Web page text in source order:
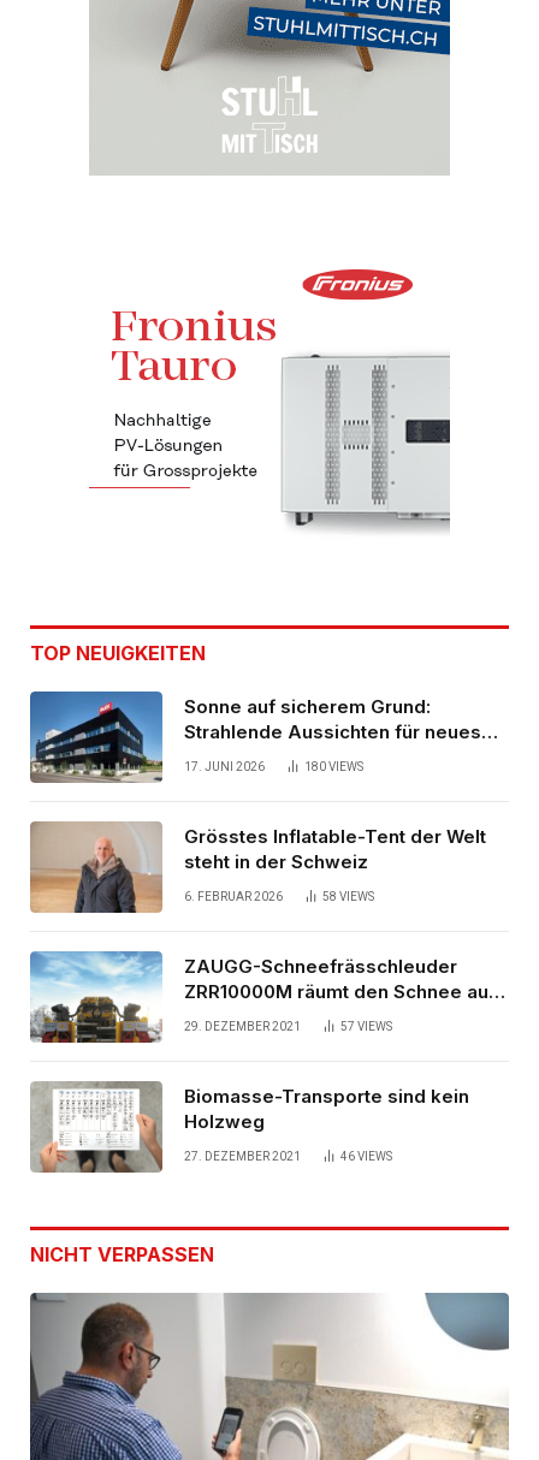
TOP NEUIGKEITEN
Sonne auf sicherem Grund:
Strahlende Aussichten für neues
Bürogebäude
17. JUNI 2026 180VIEWS
Grösstes Inflatable-Tent der Welt
steht in der Schweiz
6. FEBRUAR 2026 58 VIEWS
ZAUGG-Schneefrässchleuder
ZRR10000M räumt den Schnee auf
schwedischen Gleisen
29. DEZEMBER 2021 57 VIEWS
Biomasse-Transporte sind kein
Holzweg
27. DEZEMBER 2021 46VIEWS
NICHT VERPASSEN